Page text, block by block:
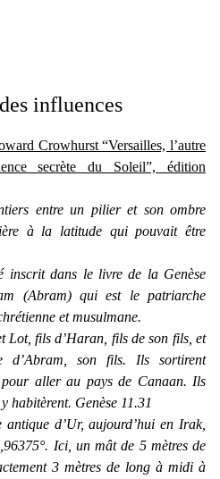
influences
Crowhurst “Versailles, l’autre
secrète du Soleil”, édition
entre un pilier et son ombre
à la latitude qui pouvait être
inscrit dans le livre de la Genèse
(Abram) qui est le patriarche
et musulmane.
Lot, fils d’Haran, fils de son fils, et
d’Abram, son fils. Ils sortirent
aller au pays de Canaan. Ils
habitèrent. Genèse 11.31
d’Ur, aujourd’hui en Irak,
Ici, un mât de 5 mètres de
3 mètres de long à midi à